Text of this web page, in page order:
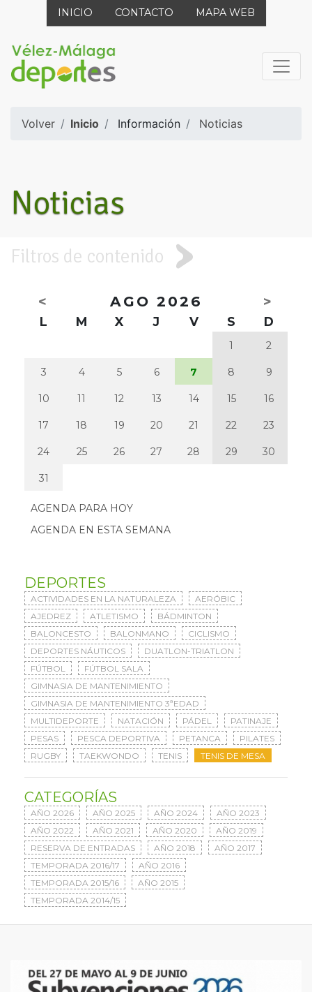
INICIO CONTACTO MAPA WEB
Volver Inicio Información Noticias
Noticias
Filtros de contenido
< AGO 2026 >
L M X J V S D
1 2
3 4 5 6 7 8 9
10 11 12 13 14 15 16
17 18 19 20 21 22 23
24 25 26 27 28 29 30
31
AGENDA PARA HOY
AGENDA EN ESTA SEMANA
DEPORTES
ACTIVIDADES EN LA NATURALEZA
AERÓBIC
AJEDREZ
ATLETISMO
BÁDMINTON
BALONCESTO
BALONMANO
CICLISMO
DEPORTES NÁUTICOS
DUATLON-TRIATLON
FÚTBOL
FÚTBOL SALA
GIMNASIA DE MANTENIMIENTO
GIMNASIA DE MANTENIMIENTO 3ªEDAD
MULTIDEPORTE
NATACIÓN PÁDEL
PATINAJE
PESAS
PESCA DEPORTIVA PETANCA
PILATES
RUGBY
TAEKWONDO TENIS TENIS DE MESA
CATEGORÍAS
AÑO 2026 AÑO 2025 AÑO 2024
AÑO 2023
AÑO 2022
AÑO 2021 AÑO 2020
AÑO 2019
RESERVA DE ENTRADAS
AÑO 2018
AÑO 2017
TEMPORADA 2016/17
AÑO 2016
TEMPORADA 2015/16
AÑO 2015
TEMPORADA 2014/15